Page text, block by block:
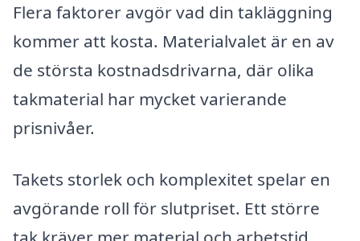
Flera faktorer avgör vad din takläggning
kommer att kosta. Materialvalet är en av
de största kostnadsdrivarna, där olika
takmaterial har mycket varierande
prisnivåer.
Takets storlek och komplexitet spelar en
avgörande roll för slutpriset. Ett större